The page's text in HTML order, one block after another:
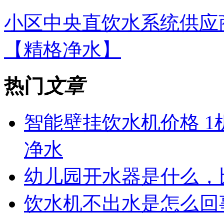
小区中央直饮水系统供
【精格净水】
热门 文章
智能壁挂饮水机价格
净水
幼儿园开水器是什么
饮水机不出水是怎么